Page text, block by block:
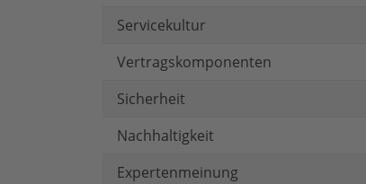
Servicekultur
Vertragskomponenten
Sicherheit
Nachhaltigkeit
Expertenmeinung